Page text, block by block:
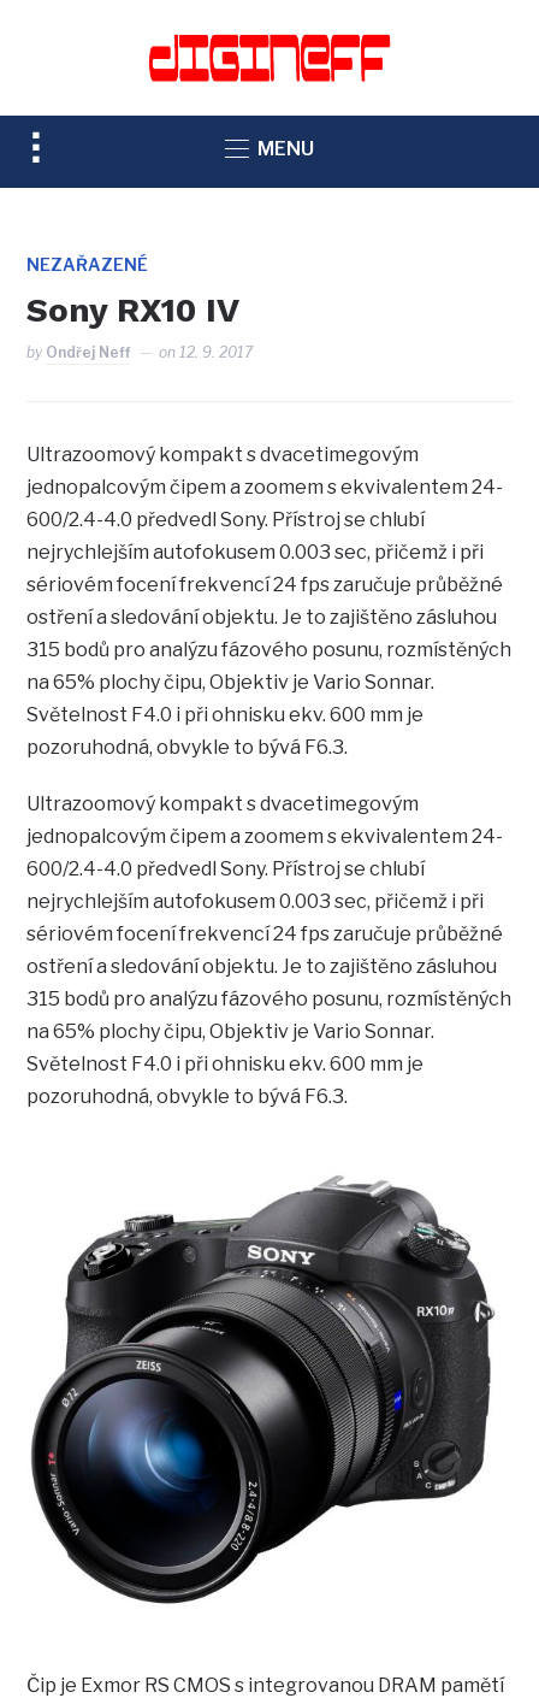
TOGGLE
SIDEBAR
NAVIGATION
MENU
NEZAŘAZENÉ
Sony RX10 IV
by Ondřej Neff on12. 9. 2017
Ultrazoomový kompakt s dvacetimegovým
jednopalcovým čipem a zoomem s ekvivalentem 24-
600/2.4-4.0 předvedl Sony. Přístroj se chlubí
nejrychlejším autofokusem 0.003 sec, přičemž i při
sériovém focení frekvencí 24 fps zaručuje průběžné
ostření a sledování objektu. Je to zajištěno zásluhou
315 bodů pro analýzu fázového posunu, rozmístěných
na 65% plochy čipu, Objektiv je Vario Sonnar.
Světelnost F4.0 i při ohnisku ekv. 600 mm je
pozoruhodná, obvykle to bývá F6.3.
Ultrazoomový kompakt s dvacetimegovým
jednopalcovým čipem a zoomem s ekvivalentem 24-
600/2.4-4.0 předvedl Sony. Přístroj se chlubí
nejrychlejším autofokusem 0.003 sec, přičemž i při
sériovém focení frekvencí 24 fps zaručuje průběžné
ostření a sledování objektu. Je to zajištěno zásluhou
315 bodů pro analýzu fázového posunu, rozmístěných
na 65% plochy čipu, Objektiv je Vario Sonnar.
Světelnost F4.0 i při ohnisku ekv. 600 mm je
pozoruhodná, obvykle to bývá F6.3.
Čip je Exmor RS CMOS s integrovanou DRAM pamětí